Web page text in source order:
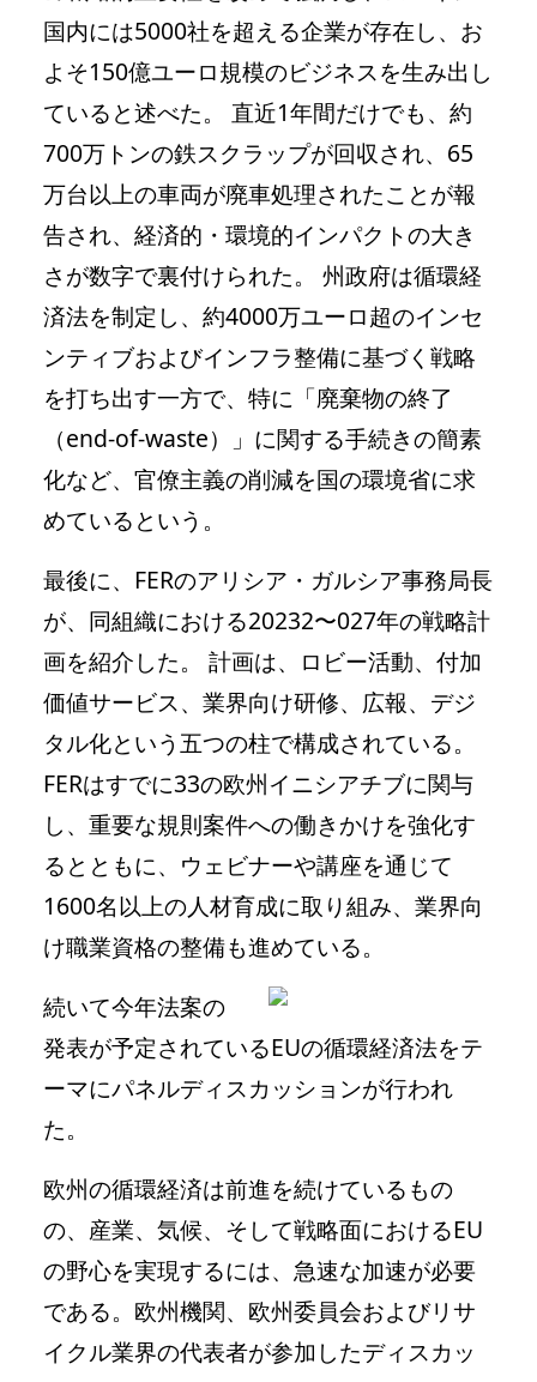
国内には5000社を超える企業が存在し、お
よそ150億ユーロ規模のビジネスを生み出し
ていると述べた。 直近1年間だけでも、約
700万トンの鉄スクラップが回収され、65
万台以上の車両が廃車処理されたことが報
告され、経済的・環境的インパクトの大き
さが数字で裏付けられた。 州政府は循環経
済法を制定し、約4000万ユーロ超のインセ
ンティブおよびインフラ整備に基づく戦略
を打ち出す一方で、特に「廃棄物の終了
（end-of-waste）」に関する手続きの簡素
化など、官僚主義の削減を国の環境省に求
めているという。
最後に、FERのアリシア・ガルシア事務局長
が、同組織における20232〜027年の戦略計
画を紹介した。 計画は、ロビー活動、付加
価値サービス、業界向け研修、広報、デジ
タル化という五つの柱で構成されている。
FERはすでに33の欧州イニシアチブに関与
し、重要な規則案件への働きかけを強化す
るとともに、ウェビナーや講座を通じて
1600名以上の人材育成に取り組み、業界向
け職業資格の整備も進めている。
続いて今年法案の
発表が予定されているEUの循環経済法をテ
ーマにパネルディスカッションが行われ
た。
欧州の循環経済は前進を続けているもの
の、産業、気候、そして戦略面におけるEU
の野心を実現するには、急速な加速が必要
である。欧州機関、欧州委員会およびリサ
イクル業界の代表者が参加したディスカッ